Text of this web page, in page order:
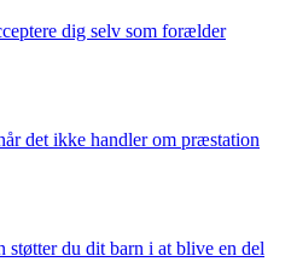
dig selv som forælder
det ikke handler om præstation
støtter du dit barn i at blive en del